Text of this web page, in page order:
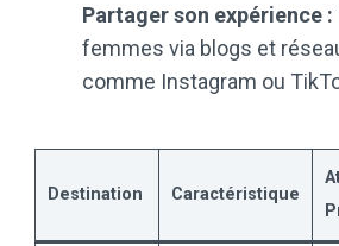
Partager son expérience :
femmes via blogs et
comme Instagram ou
Destination Caractéristique